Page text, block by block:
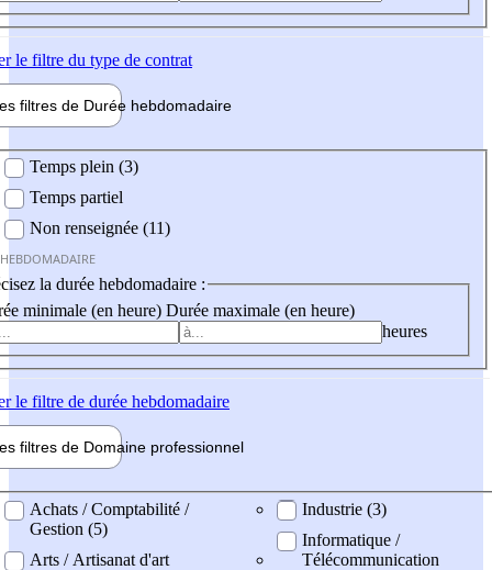
le filtre du type de contrat
filtres de Durée hebdomadaire
Temps plein (3)
Temps partiel
Non renseignée (11)
la durée hebdomadaire :
minimale (en heure) Durée maximale (en heure)
heures
le filtre de durée hebdomadaire
filtres de Domaine professionnel
professionel
Achats / Comptabilité /
Gestion (5)
Arts / Artisanat d'art
Industrie (3)
Informatique /
Télécommunication